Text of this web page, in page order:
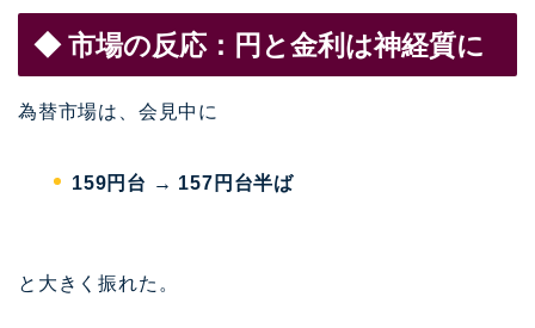
◆ 市場の反応：円と金利は神経質に
為替市場は、会見中に
159円台 → 157円台半ば
と大きく振れた。